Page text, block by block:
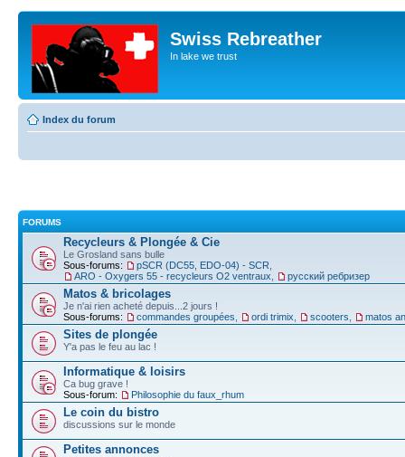
Swiss Rebreather
In lake we trust
Index du forum
FORUMS
Recycleurs & Plongée & Cie
Le Grosland sans bulle
Sous-forums:
pSCR (DC55, EDO-04) - SCR
ARO - Oxygers 55 - recycleurs O2 ventraux
русский ребризер
Matos & bricolages
Je n'ai rien acheté depuis...2 jours !
Sous-forums:
commandes groupées ordi trimix scooters matos
Sites de plongée
Y'a pas le feu au lac !
Informatique & loisirs
Ca bug grave !
Sous-forum:
Philosophie du faux_rhum
Le coin du bistro
discussions sur le monde
Petites annonces